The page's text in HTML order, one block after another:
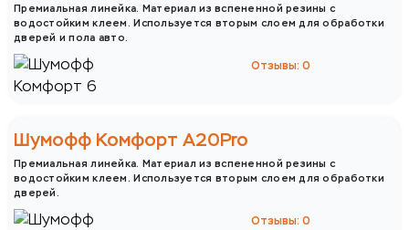
Премиальная линейка. Материал из вспененной резины с
водостойким клеем. Используется вторым слоем для обработки
дверей и пола авто.
Отзывы: 0
Шумофф Комфорт А20Pro
Премиальная линейка. Материал из вспененной резины с
водостойким клеем. Используется вторым слоем для обработки
дверей.
Отзывы: 0